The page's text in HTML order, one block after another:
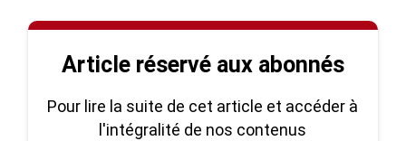
Article réservé aux abonnés
Pour lire la suite de cet article et accéder à
l'intégralité de nos contenus